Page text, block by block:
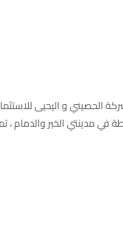
الحصيني و اليحيى
في مدينتي الخبر والدمام ،